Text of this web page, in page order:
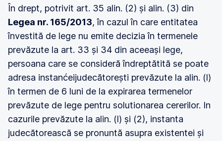
În drept, potrivit art. 35 alin. (2) și alin. (3) din
Legea nr. 165/2013, în cazul în care entitatea
învestită de lege nu emite decizia în termenele
prevăzute la art. 33 și 34 din aceeași lege,
persoana care se consideră îndreptătită se poate
adresa instanćeijudecătorești prevăzute la alin. (l)
în termen de 6 luni de la expirarea termenelor
prevăzute de lege pentru solutionarea cererilor. In
cazurile prevăzute la alin. (l) și (2), instanta
judecătorească se pronuntă asupra existentei și